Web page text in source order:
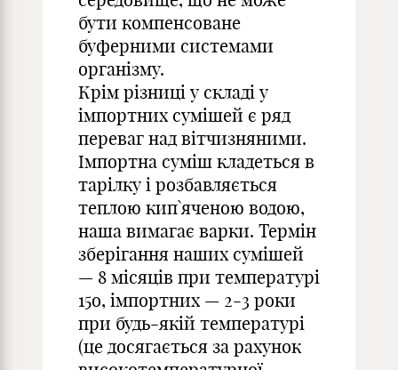
бути компенсоване
буферними системами
організму.
Крім різниці у складі у
імпортних сумішей є ряд
переваг над вітчизняними.
Імпортна суміш кладеться в
тарілку і розбавляється
теплою кип`яченою водою,
наша вимагає варки. Термін
зберігання наших сумішей
— 8 місяців при температурі
15о, імпортних — 2-3 роки
при будь-якій температурі
(це досягається за рахунок